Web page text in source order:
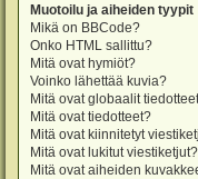
Muotoilu ja aiheiden tyypit
Mikä on BBCode?
Onko HTML sallittu?
Mitä ovat hymiöt?
Voinko lähettää kuvia?
Mitä ovat globaalit
Mitä ovat tiedotteet?
Mitä ovat kiinnitetyt
Mitä ovat lukitut viestiketjut?
Mitä ovat aiheiden